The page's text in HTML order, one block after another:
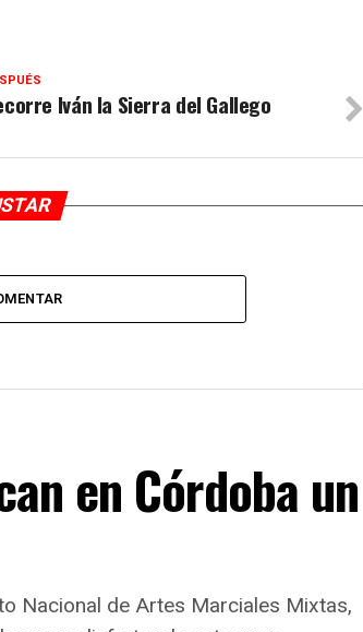
Iván la Sierra del Gallego
en Córdoba un
Nacional de Artes Marciales Mixtas,